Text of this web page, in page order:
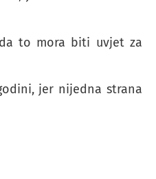
to mora biti uvjet za
jer nijedna strana